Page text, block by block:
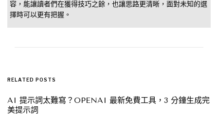
容，能讓讀者們在獲得技巧之餘，也讓思路更清晰，面對未知的選
擇時可以更有把握。
RELATED POSTS
AI 提示詞太難寫？OPENAI 最新免費工具，3 分鐘生成完
美提示詞